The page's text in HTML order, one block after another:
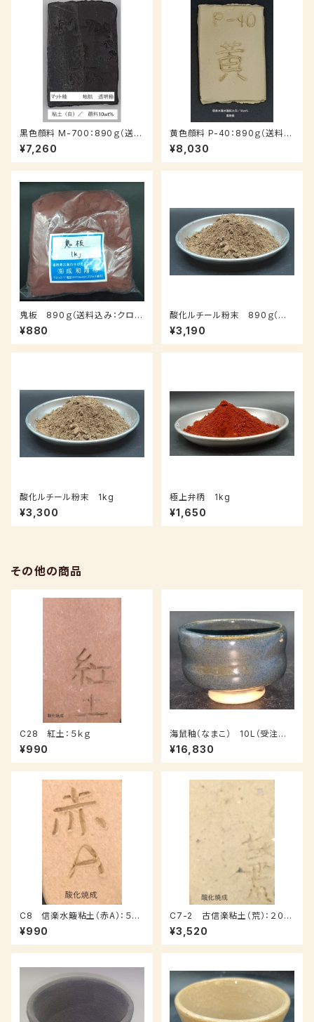
黒色顔料 M-700：890ｇ（送料
込み：クロネコパケット）（在庫有
り）
¥7,260
黄色顔料 P-40：890ｇ（送料込
み：クロネコパケット、受注後7
～10日納品）
¥8,030
鬼板 890ｇ（送料込み：クロネ
コパケット）
¥880
酸化ルチール粉末 890ｇ（送
料込み：クロネコパケット）
¥3,190
酸化ルチール粉末 1kg
¥3,300
極上弁柄 1kg
¥1,650
その他の商品
C28 紅土：５ｋｇ
¥990
海鼠釉（なまこ） 10L（受注後、
7～14日後発送）
¥16,830
C8 信楽水簸粘土（赤A）：５ｋ
ｇ
¥990
C7-2 古信楽粘土（荒）：２０ｋ
ｇ
¥3,520